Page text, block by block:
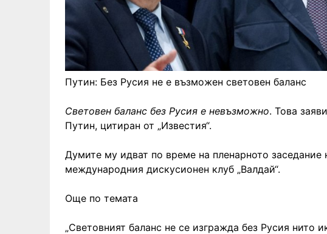
Путин: Без Русия не е възможен световен баланс
Световен баланс без Русия е невъзможно. Това
Путин, цитиран от „Известия“.
Думите му идват по време на пленарното заседание
международния дискусионен клуб „Валдай“.
Още по темата
„Световният баланс не се изгражда без Русия нито